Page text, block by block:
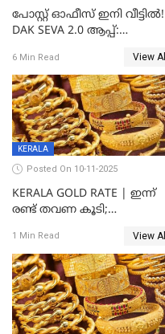
പോസ്റ്റ് ഓഫീസ് ഇനി വീട്ടിൽ!
DAK SEVA 2.0 ആപ്പ്:
എന്തൊക്കെയാണെന്ന്
നോക്കാം
6 Min Read View All
KERALA
Posted On 10-11-2025
KERALA GOLD RATE | ഇന്ന്
രണ്ട് തവണ കൂടി;
1 Min Read View All